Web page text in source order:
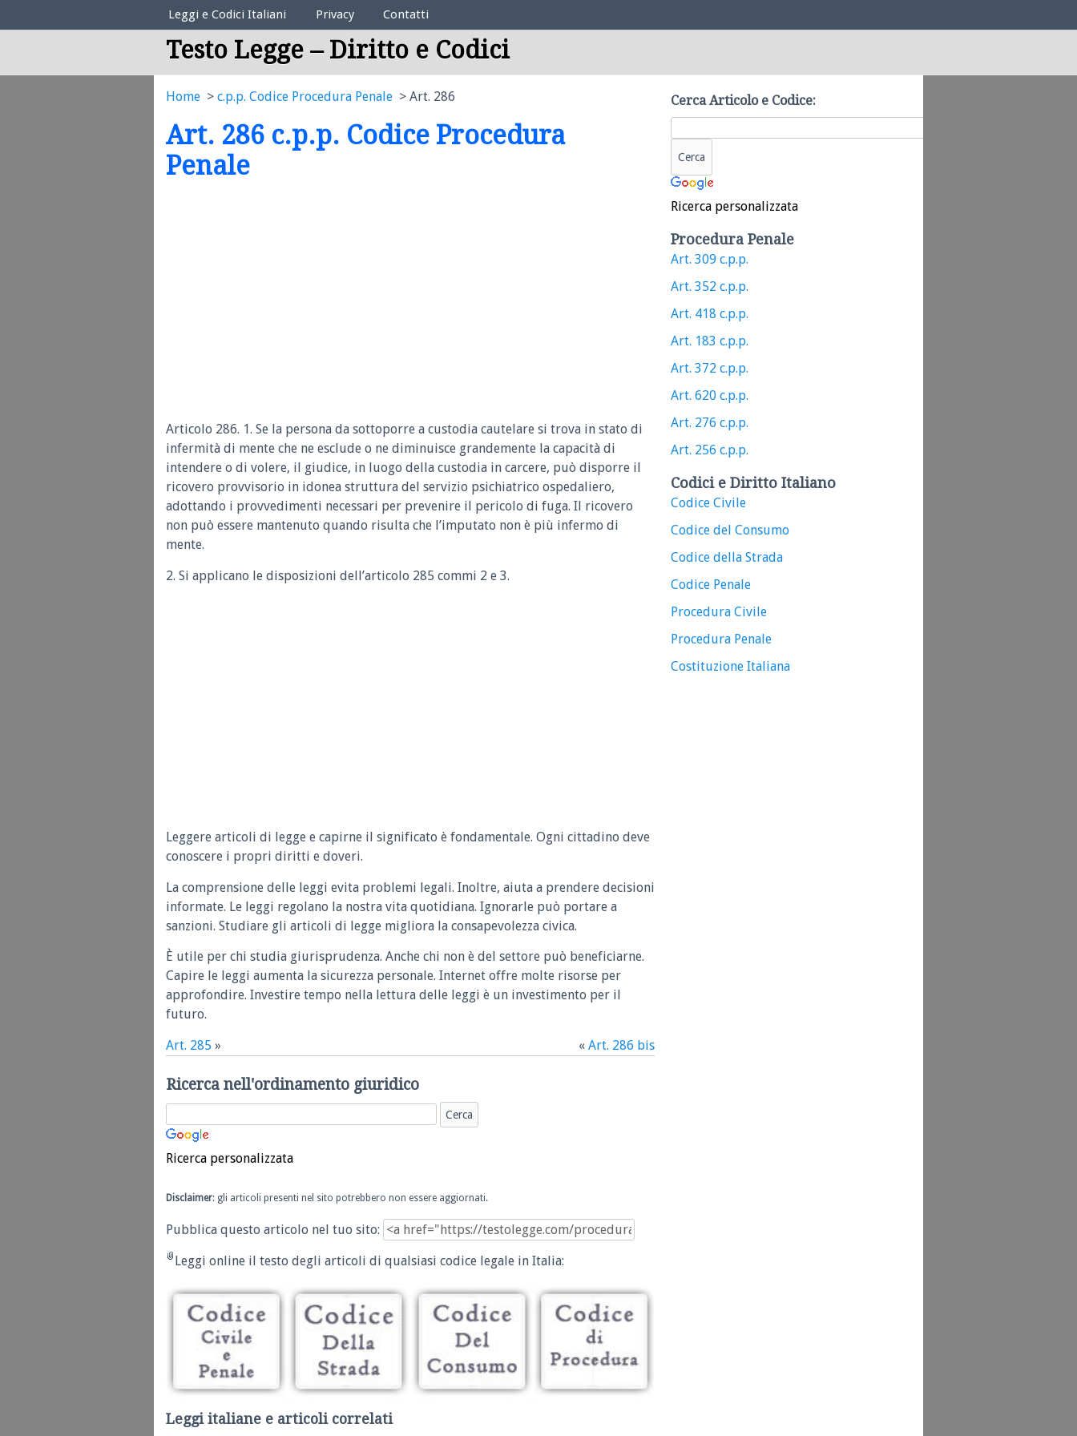
Elenco Codici Legali
Leggi e Codici Italiani Privacy Contatti
Testo Legge – Diritto e Codici
Home c.p.p. Codice Procedura Penale Art. 286
Art. 286 c.p.p. Codice Procedura
Penale
Articolo 286. 1. Se la persona da sottoporre a custodia cautelare si trova in stato di
infermità di mente che ne esclude o ne diminuisce grandemente la capacità di
intendere o di volere, il giudice, in luogo della custodia in carcere, può disporre il
ricovero provvisorio in idonea struttura del servizio psichiatrico ospedaliero,
adottando i provvedimenti necessari per prevenire il pericolo di fuga. Il ricovero
non può essere mantenuto quando risulta che l’imputato non è più infermo di
mente.
2. Si applicano le disposizioni dell’articolo 285 commi 2 e 3.
Leggere articoli di legge e capirne il significato è fondamentale. Ogni cittadino deve
conoscere i propri diritti e doveri.
La comprensione delle leggi evita problemi legali. Inoltre, aiuta a prendere decisioni
informate. Le leggi regolano la nostra vita quotidiana. Ignorarle può portare a
sanzioni. Studiare gli articoli di legge migliora la consapevolezza civica.
È utile per chi studia giurisprudenza. Anche chi non è del settore può beneficiarne.
Capire le leggi aumenta la sicurezza personale. Internet offre molte risorse per
approfondire. Investire tempo nella lettura delle leggi è un investimento per il
futuro.
Art. 285 » « Art. 286 bis
Ricerca nell'ordinamento giuridico
Ricerca personalizzata
Disclaimer: gli articoli presenti nel sito potrebbero non essere aggiornati.
Pubblica questo articolo nel tuo sito:
Leggi online il testo degli articoli di qualsiasi codice legale in Italia:
Leggi italiane e articoli correlati
Cerca Articolo e Codice:
Ricerca personalizzata
Procedura Penale
Art. 309 c.p.p.
Art. 352 c.p.p.
Art. 418 c.p.p.
Art. 183 c.p.p.
Art. 372 c.p.p.
Art. 620 c.p.p.
Art. 276 c.p.p.
Art. 256 c.p.p.
Codici e Diritto Italiano
Codice Civile
Codice del Consumo
Codice della Strada
Codice Penale
Procedura Civile
Procedura Penale
Costituzione Italiana